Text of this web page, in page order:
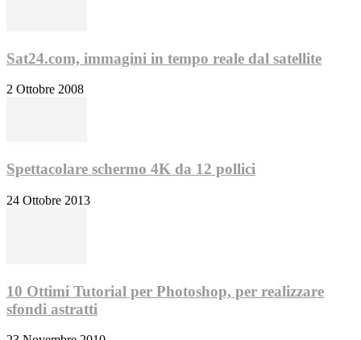
Sat24.com, immagini in tempo reale dal satellite
2 Ottobre 2008
Spettacolare schermo 4K da 12 pollici
24 Ottobre 2013
10 Ottimi Tutorial per Photoshop, per realizzare
sfondi astratti